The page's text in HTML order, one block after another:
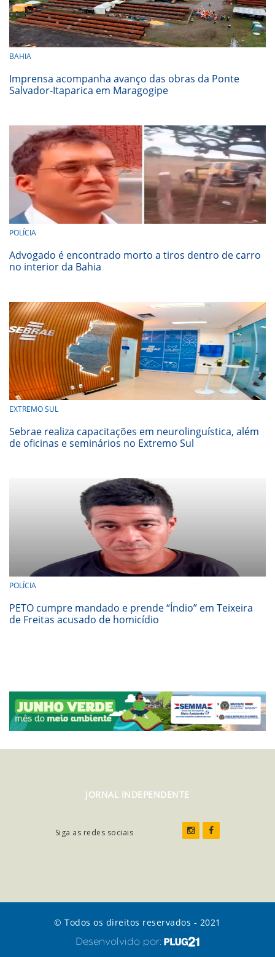
BAHIA
Imprensa acompanha avanço das obras da Ponte
Salvador-Itaparica em Maragogipe
POLÍCIA
Advogado é encontrado morto a tiros dentro de carro
no interior da Bahia
EXTREMO SUL
Sebrae realiza capacitações em neurolinguística, além
de oficinas e seminários no Extremo Sul
POLÍCIA
PETO cumpre mandado e prende “Índio” em Teixeira
de Freitas acusado de homicídio
JORNAL INDEPENDENTE
Siga as redes sociais
© Todos os direitos reservados - 2021